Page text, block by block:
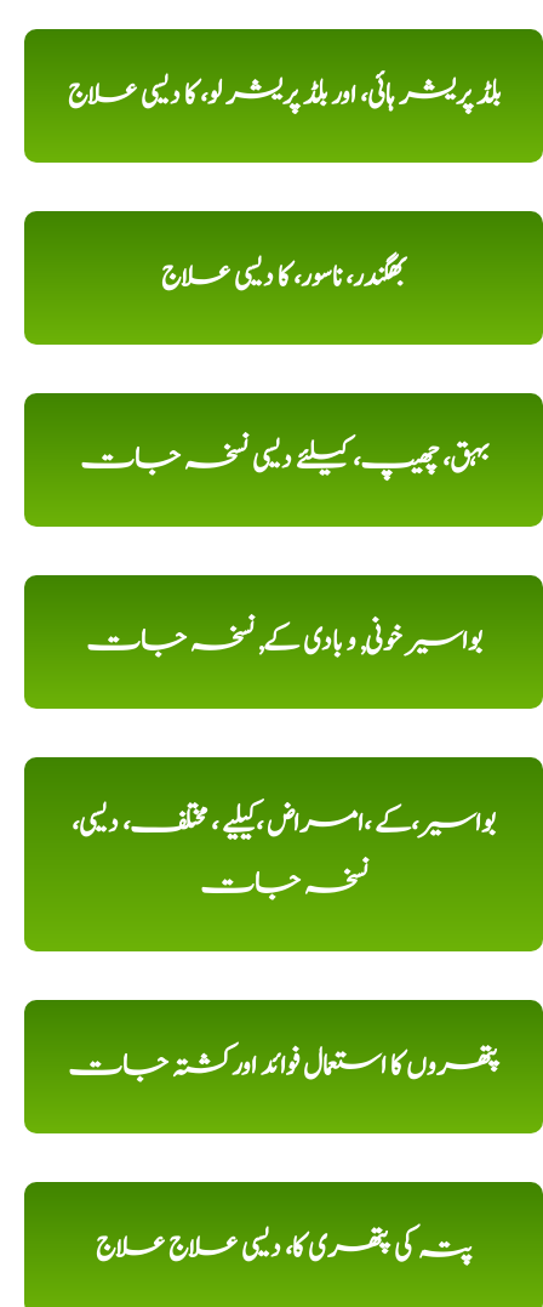
بلڈ پریشر ہائی، اور بلڈ پریشر لو، کا دیسی علاج
بھگندر، ناسور، کا دیسی علاج
بہق، چھیپ، کیلئے دیسی نسخہ جات
بواسیر خونی, و بادی کے, نسخہ جات
بواسیر،کے ،امراض ،کیلیے ، مختلف، دیسی،
نسخہ جات
پتھروں کا استعمال فوائد اورکشتہ جات
پتہ کی پتھری کا، دیسی علاج علاج